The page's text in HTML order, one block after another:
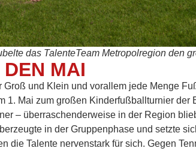
das TalenteTeam Metropolregion den
MAI
und Klein und vorallem jede Menge
1. Mai zum großen Kinderfußballturnier
– überraschenderweise in der Region
in der Gruppenphase und setzte
die Talente nervenstark für sich. Gegen